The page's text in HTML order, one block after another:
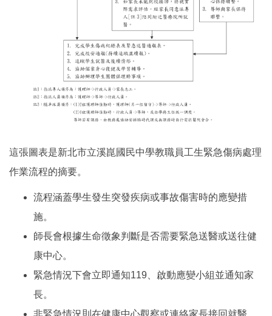
這張圖表是新北市立溪崑國民中學教職員工生緊急傷病處理
作業流程的摘要。
流程涵蓋學生發生突發疾病或事故傷害時的應變措
施。
師長會根據生命徵象判斷是否需要緊急送醫或送往健
康中心。
緊急情況下會立即通知119、啟動應變小組並通知家
長。
非緊急情況則在健康中心觀察或連絡家長接回就醫。